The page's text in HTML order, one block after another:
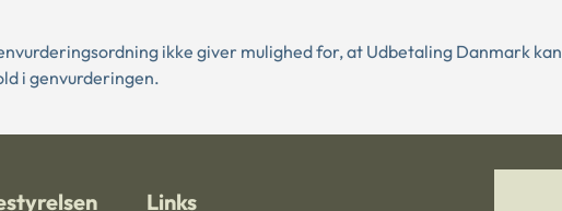
ikke giver mulighed for, at Udbetaling Danmark kan
i genvurderingen.
Links